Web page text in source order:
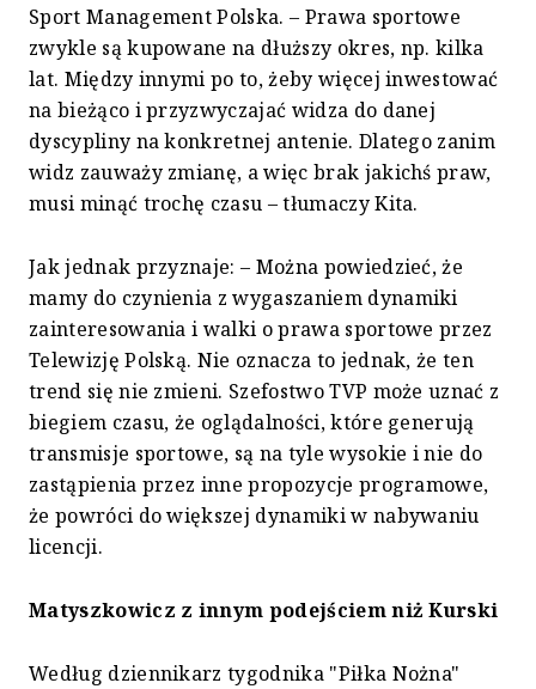
Sport Management Polska. – Prawa sportowe
zwykle są kupowane na dłuższy okres, np. kilka
lat. Między innymi po to, żeby więcej inwestować
na bieżąco i przyzwyczajać widza do danej
dyscypliny na konkretnej antenie. Dlatego zanim
widz zauważy zmianę, a więc brak jakichś praw,
musi minąć trochę czasu – tłumaczy Kita.
Jak jednak przyznaje: – Można powiedzieć, że
mamy do czynienia z wygaszaniem dynamiki
zainteresowania i walki o prawa sportowe przez
Telewizję Polską. Nie oznacza to jednak, że ten
trend się nie zmieni. Szefostwo TVP może uznać z
biegiem czasu, że oglądalności, które generują
transmisje sportowe, są na tyle wysokie i nie do
zastąpienia przez inne propozycje programowe,
że powróci do większej dynamiki w nabywaniu
licencji.
Matyszkowicz z innym podejściem niż Kurski
Według dziennikarz tygodnika "Piłka Nożna"